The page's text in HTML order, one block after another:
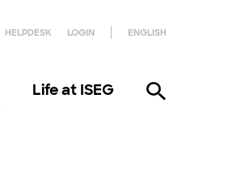
HELPDESK LOGIN ENGLISH
Life at ISEG